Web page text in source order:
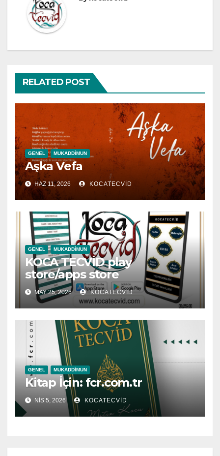
RELATED POST
GENEL MUKADDIMUN
Aşka Vefa
HAZ 11, 2026 KOCATECVID
GENEL MUKADDIMUN
KOCA TECVİD play
store/apps store
MAY 25, 2026 KOCATECVID
GENEL MUKADDIMUN
Kitap İçin: fcr.com.tr
NIS 5, 2026 KOCATECVID